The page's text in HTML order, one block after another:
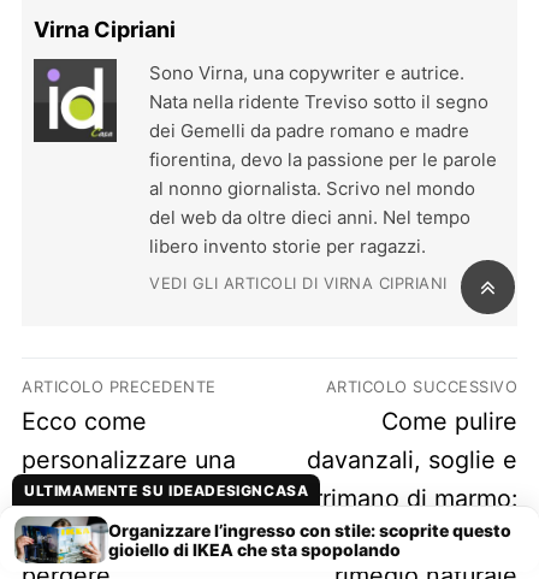
Virna Cipriani
Sono Virna, una copywriter e autrice.
Nata nella ridente Treviso sotto il segno
dei Gemelli da padre romano e madre
fiorentina, devo la passione per le parole
al nonno giornalista. Scrivo nel mondo
del web da oltre dieci anni. Nel tempo
libero invento storie per ragazzi.
VEDI GLI ARTICOLI DI VIRNA CIPRIANI
Navigazione articoli
ARTICOLO PRECEDENTE
Previous post:
Ecco come
personalizzare una
sedia Ikea! 13
esempi da non
ARTICOLO SUCCESSIVO
Next post:
Come pulire
davanzali, soglie e
corrimano di marmo:
ecco qualche
ULTIMAMENTE SU IDEADESIGNCASA
Organizzare l’ingresso con stile: scoprite questo
gioiello di IKEA che sta spopolando